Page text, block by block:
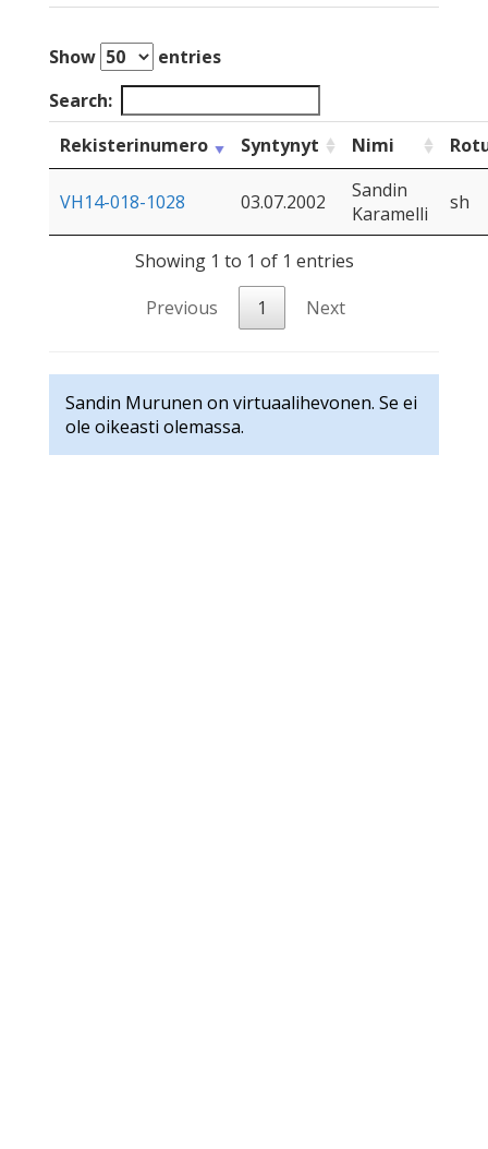
Show
entries
Search:
Rekisterinumero
Syntynyt Nimi
VH14-018-1028 03.07.2002
Sandin
Karamelli
sh
Showing 1 to 1 of 1 entries
Previous
1 Next
Sandin Murunen on virtuaalihevonen. Se ei
ole oikeasti olemassa.